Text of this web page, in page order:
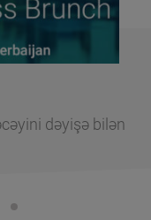
dəyişə bilən